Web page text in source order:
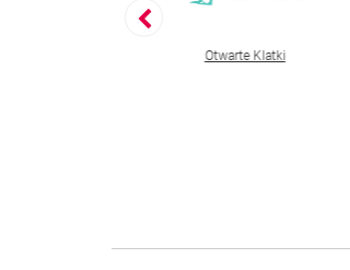
Towarzystwo Ochrony Zwierząt OTOZ Animals
Otwarte Klatki